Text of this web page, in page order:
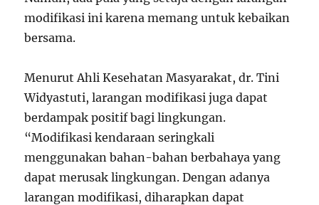
modifikasi ini karena memang untuk kebaikan
bersama.
Menurut Ahli Kesehatan Masyarakat, dr. Tini
Widyastuti, larangan modifikasi juga dapat
berdampak positif bagi lingkungan.
“Modifikasi kendaraan seringkali
menggunakan bahan-bahan berbahaya yang
dapat merusak lingkungan. Dengan adanya
larangan modifikasi, diharapkan dapat